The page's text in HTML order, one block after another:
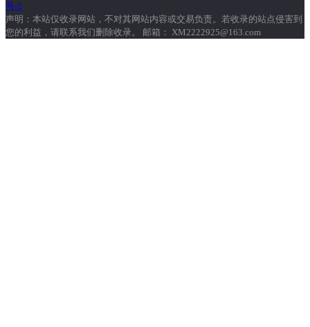
号-2
声明：本站仅收录网站，不对其网站内容或交易负责。若收录的站点侵害到
您的利益，请联系我们删除收录。 邮箱： XM2222925@163.com